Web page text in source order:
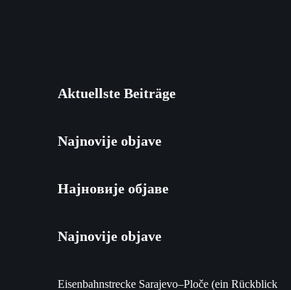
Aktuellste Beiträge
Najnovije objave
Најновије објаве
Najnovije objave
Eisenbahnstrecke Sarajevo–Ploče (ein Rückblick